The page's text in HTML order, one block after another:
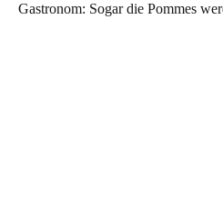
Gastronom: Sogar die Pommes